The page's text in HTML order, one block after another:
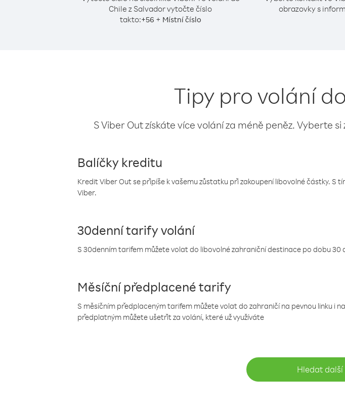
Chile z Salvador vytočte číslo
takto:+56 + Místní číslo
obrazovky s
Tipy pro volání
S Viber Out získáte více volání za méně peněz. Vyberte
Balíčky kreditu
Kredit Viber Out se připíše k vašemu zůstatku při zakoupení libovolné částky. S
Viber.
30denní tarify volání
S 30denním tarifem můžete volat do libovolné zahraniční destinace po dobu 30
Měsíční předplacené tarify
S měsíčním předplaceným tarifem můžete volat do zahraničí na pevnou linku i
předplatným můžete ušetřit za volání, které už využíváte
Hledat